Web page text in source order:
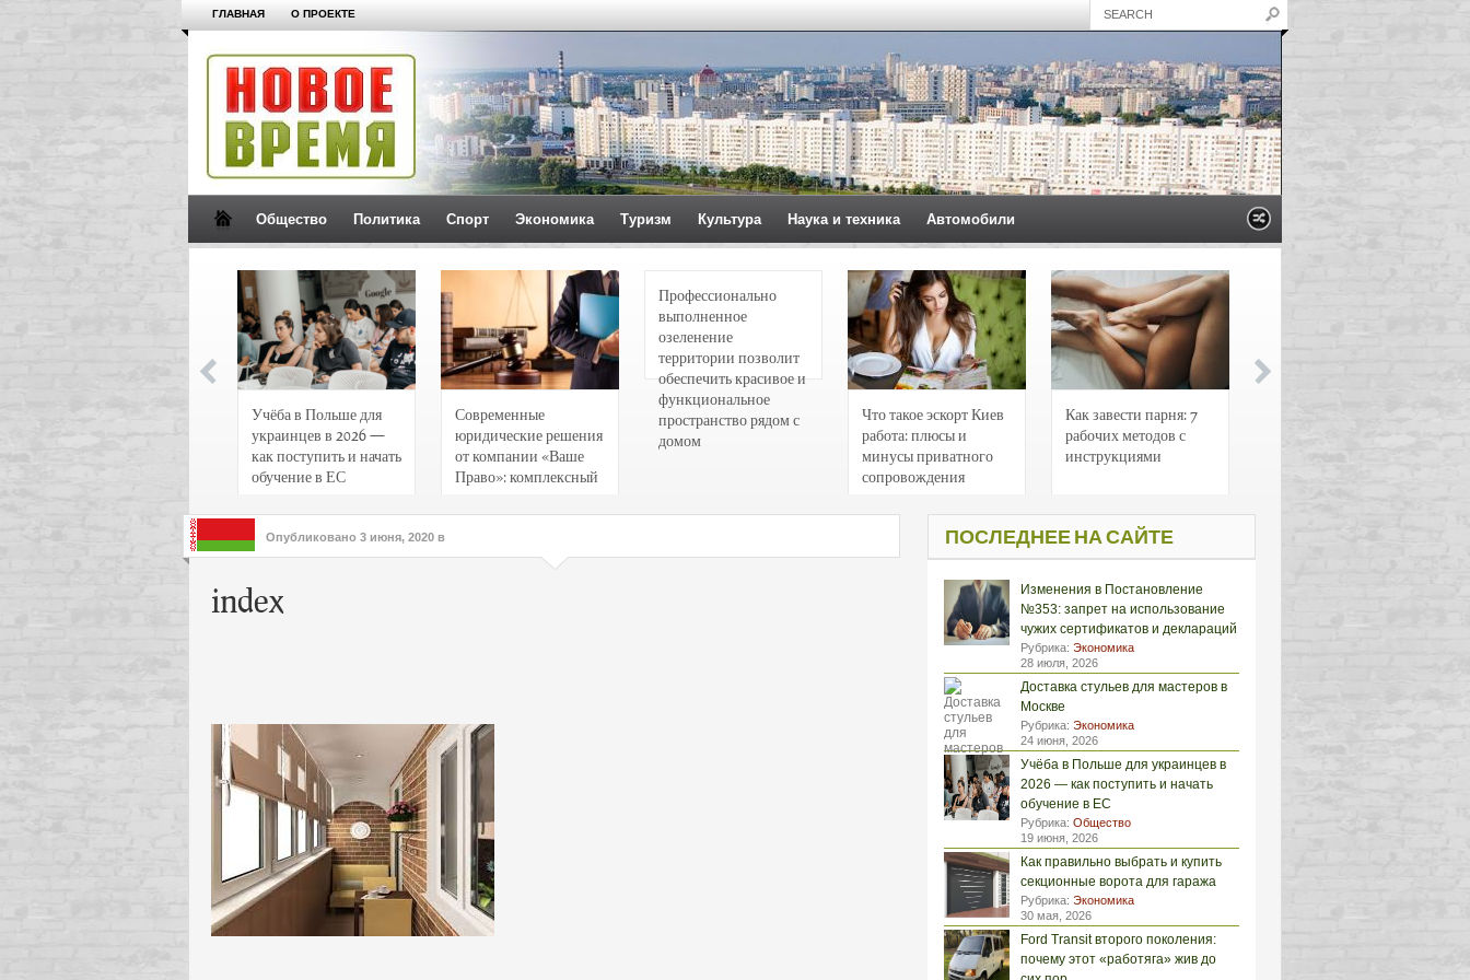
ГЛАВНАЯ О ПРОЕКТЕ
Общество Политика Спорт Экономика Туризм Культура Наука и техника Автомобили
Учёба в Польше для
украинцев в 2026 —
как поступить и начать
обучение в ЕС
Современные
юридические решения
от компании «Ваше
Право»: комплексный
интересов клиентов
Профессионально
выполненное
озеленение
территории позволит
обеспечить красивое и
функциональное
пространство рядом с
домом
Что такое эскорт Киев
работа: плюсы и
минусы приватного
сопровождения
Как завести парня: 7
рабочих методов с
инструкциями
Опубликовано 3 июня, 2020 в
index
ПОСЛЕДНЕЕ НА САЙТЕ
Изменения в Постановление
№353: запрет на использование
чужих сертификатов и деклараций
Рубрика: Экономика
28 июля, 2026
Доставка стульев для мастеров в
Москве
Рубрика: Экономика
24 июня, 2026
Учёба в Польше для украинцев в
2026 — как поступить и начать
обучение в ЕС
Рубрика: Общество
19 июня, 2026
Как правильно выбрать и купить
секционные ворота для гаража
Рубрика: Экономика
30 мая, 2026
Ford Transit второго поколения:
почему этот «работяга» жив до